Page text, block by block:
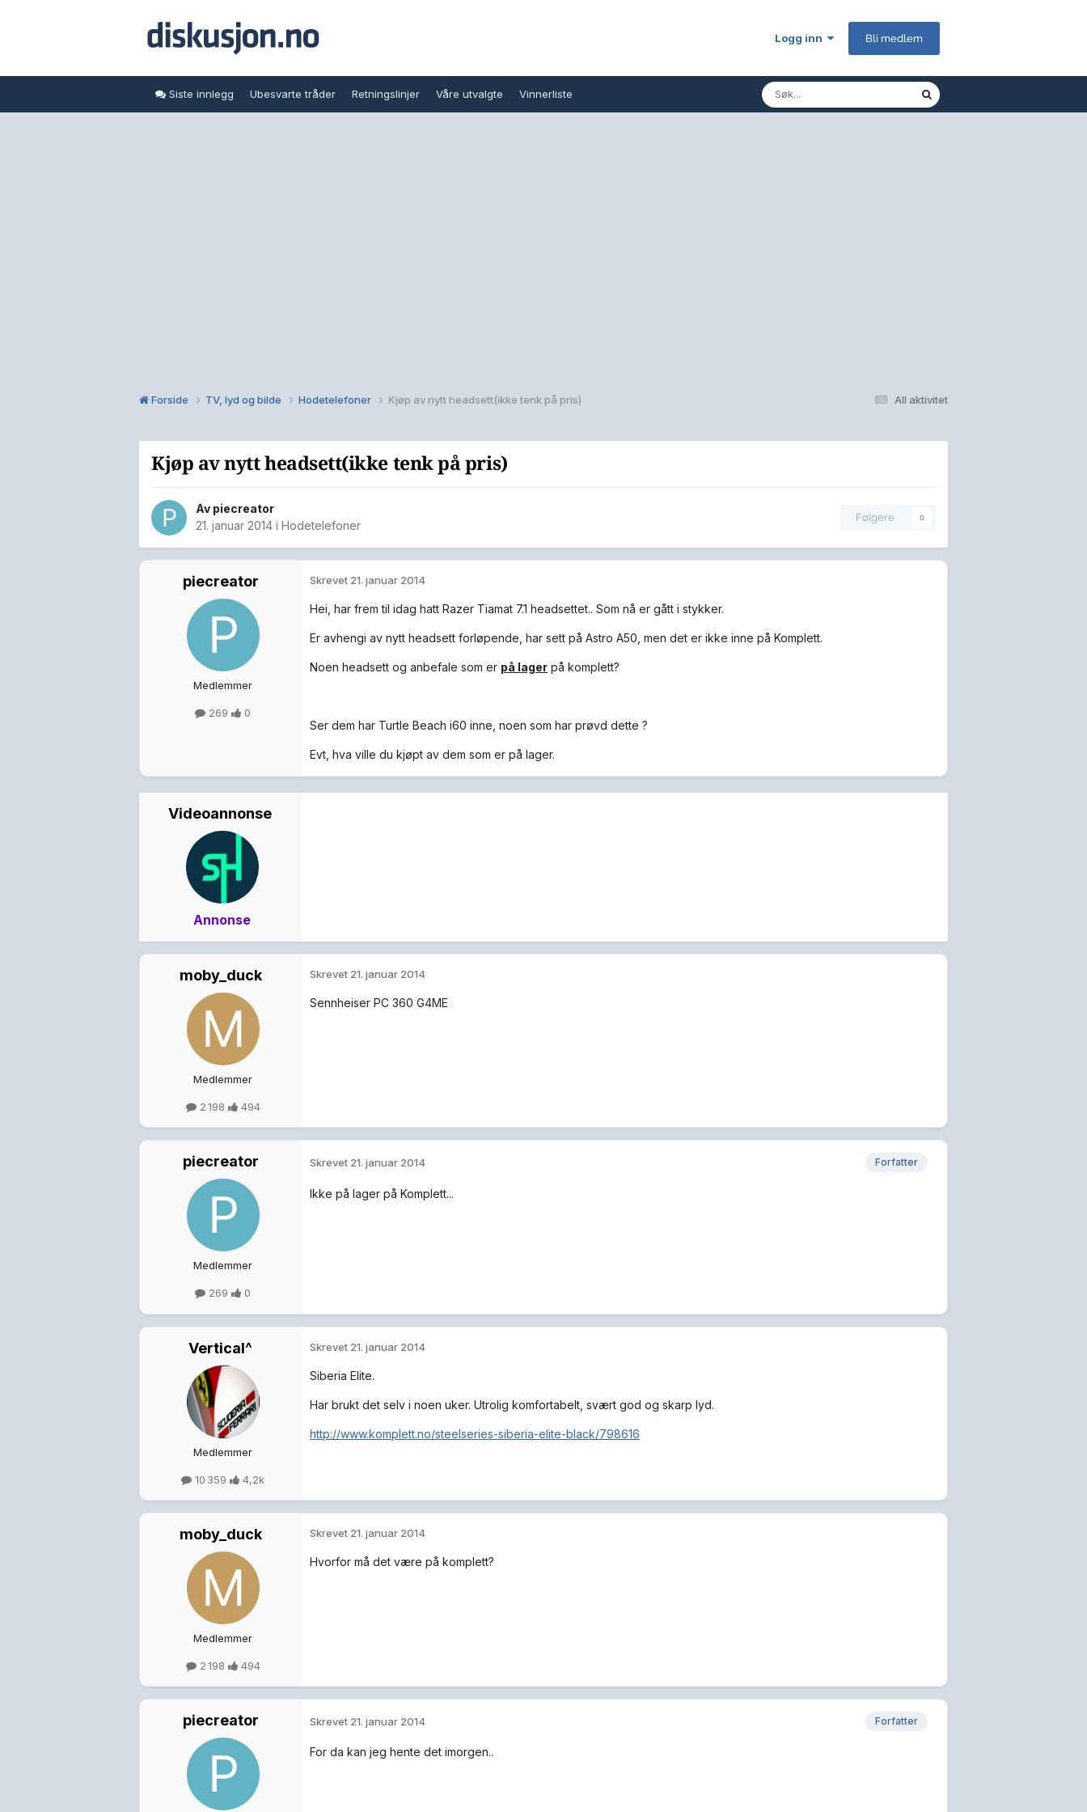
Logg inn Bli medlem
Siste innlegg Ubesvarte tråder Retningslinjer Våre utvalgte Vinnerliste
All aktivitet
Forside TV, lyd og bilde Hodetelefoner Kjøp av nytt headsett(ikke tenk på pris)
Kjøp av nytt headsett(ikke tenk på pris)
Av piecreator
21. januar 2014 i Hodetelefoner
Følgere 0
piecreator
Medlemmer
269 0
Skrevet 21. januar 2014
Hei, har frem til idag hatt Razer Tiamat 7.1 headsettet.. Som nå er gått i stykker.
Er avhengi av nytt headsett forløpende, har sett på Astro A50, men det er ikke inne på Komplett.
Noen headsett og anbefale som er på lager på komplett?
Ser dem har Turtle Beach i60 inne, noen som har prøvd dette ?
Evt, hva ville du kjøpt av dem som er på lager.
Videoannonse
Annonse
moby_duck
Medlemmer
2 198 494
Skrevet 21. januar 2014
Sennheiser PC 360 G4ME
piecreator
Medlemmer
269 0
Forfatter
Skrevet 21. januar 2014
Ikke på lager på Komplett...
Vertical^
Medlemmer
10 359 4,2k
Skrevet 21. januar 2014
Siberia Elite.
Har brukt det selv i noen uker. Utrolig komfortabelt, svært god og skarp lyd.
http://www.komplett.no/steelseries-siberia-elite-black/798616
moby_duck
Medlemmer
2 198 494
Skrevet 21. januar 2014
Hvorfor må det være på komplett?
piecreator Forfatter
Skrevet 21. januar 2014
For da kan jeg hente det imorgen..